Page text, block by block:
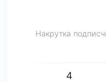
Накрутка
4